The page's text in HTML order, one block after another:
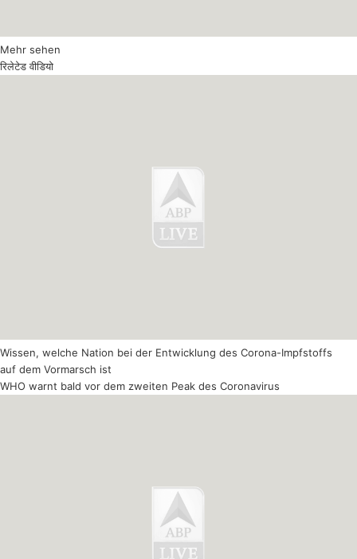
Mehr sehen
रिलेटेड वीडियो
Wissen, welche Nation bei der Entwicklung des Corona-Impfstoffs
auf dem Vormarsch ist
WHO warnt bald vor dem zweiten Peak des Coronavirus